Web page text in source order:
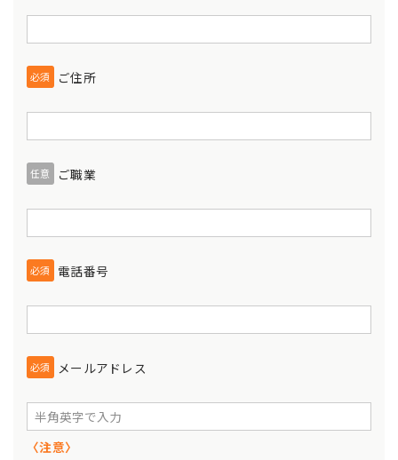
必須 ご住所
任意 ご職業
必須 電話番号
必須 メールアドレス
〈注意〉